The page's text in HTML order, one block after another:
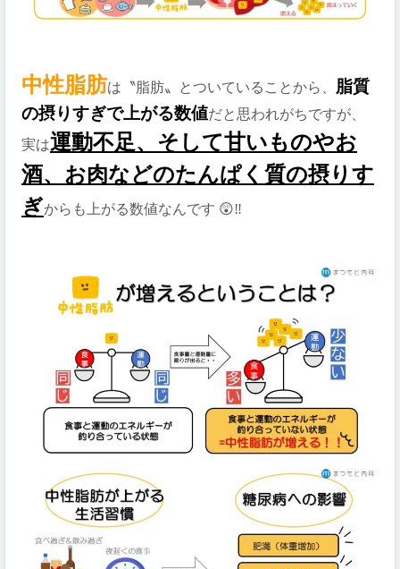
中性脂肪は〝脂肪〟とついていることから、
脂質
の摂りすぎで上がる数値だと思われがちですが、
実は運動不足、そして甘いものやお
酒、 お肉などのたんぱく質の摂りす
ぎからも上がる数値なんです 😲‼️